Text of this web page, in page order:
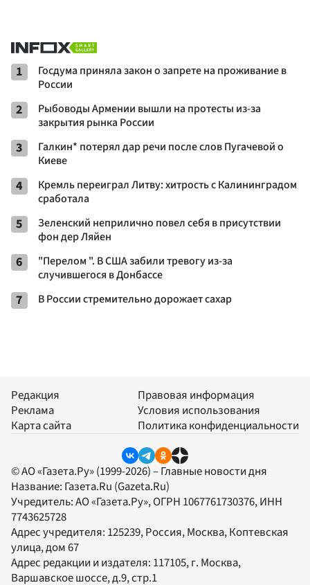
1
Госдума приняла закон о запрете на проживание в
России
2
Рыбоводы Армении вышли на протесты из-за
закрытия рынка России
3
Галкин* потерял дар речи после слов Пугачевой о
Киеве
4
Кремль переиграл Литву: хитрость с Калининградом
сработала
5
Зеленский неприлично повел cебя в присутствии
фон дер Ляйен
6
"Перелом ". В США забили тревогу из-за
случившегося в Донбассе
7 В России стремительно дорожает сахар
Редакция
Реклама
Карта сайта
Правовая информация
Условия использования
Политика конфиденциальности
© АО «Газета.Ру» (1999-2026) – Главные новости дня
Название: Газета.Ru (Gazeta.Ru)
Учредитель:АО «Газета.Ру», ОГРН 1067761730376, ИНН
7743625728
Адрес учредителя: 125239, Россия, Москва, Коптевская
улица, дом 67
Адрес редакции и издателя: 117105, г. Москва,
Варшавское шоссе, д.9, стр.1